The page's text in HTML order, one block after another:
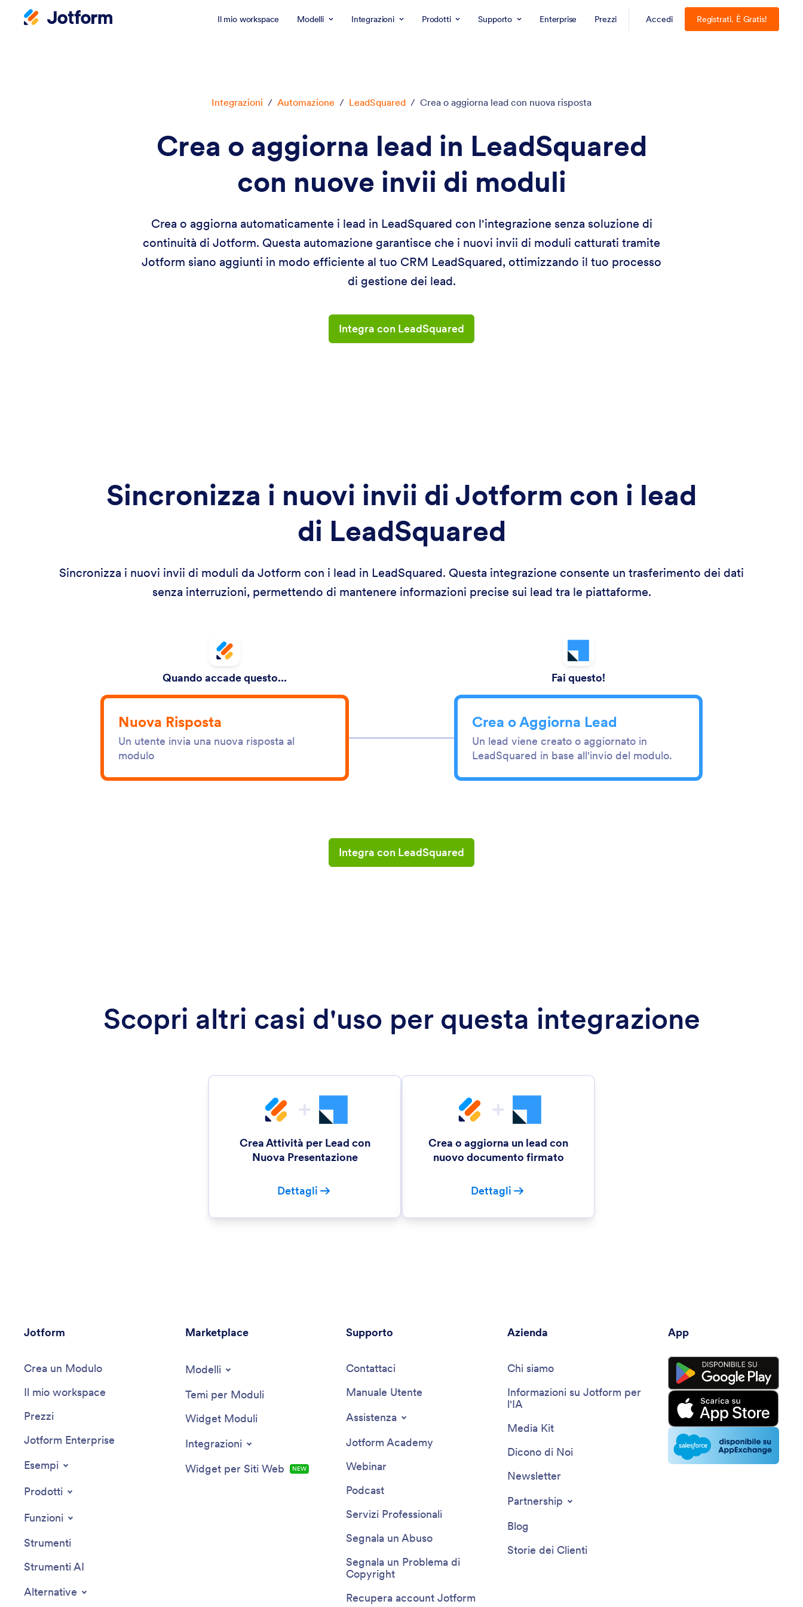
Il mio workspace Modelli Integrazioni Prodotti Supporto Enterprise Prezzi Accedi Registrati. È Gratis!
Integrazioni / Automazione / LeadSquared / Crea o aggiorna lead con nuova risposta
Crea o aggiorna lead in LeadSquared
con nuove invii di moduli
Crea o aggiorna automaticamente i lead in LeadSquared con l'integrazione senza soluzione di
continuità di Jotform. Questa automazione garantisce che i nuovi invii di moduli catturati tramite
Jotform siano aggiunti in modo efficiente al tuo CRM LeadSquared, ottimizzando il tuo processo
di gestione dei lead.
Integra con LeadSquared
Sincronizza i nuovi invii di Jotform con i lead
di LeadSquared
Sincronizza i nuovi invii di moduli da Jotform con i lead in LeadSquared. Questa integrazione consente un trasferimento dei dati
senza interruzioni, permettendo di mantenere informazioni precise sui lead tra le piattaforme.
Quando accade questo...
Nuova Risposta
Un utente invia una nuova risposta al
modulo
Fai questo!
Crea o Aggiorna Lead
Un lead viene creato o aggiornato in
LeadSquared in base all'invio del modulo.
Integra con LeadSquared
Scopri altri casi d'uso per questa integrazione
Crea Attività per Lead con
Nuova Presentazione
Dettagli
Crea o aggiorna un lead con
nuovo documento firmato
Dettagli
Jotform
Crea un Modulo
Il mio workspace
Prezzi
Jotform Enterprise
Esempi
Prodotti
Funzioni
Strumenti
Strumenti AI
Alternative
Marketplace
Modelli
Temi per Moduli
Widget Moduli
Integrazioni
Widget per Siti Web
NEW
Supporto
Contattaci
Manuale Utente
Assistenza
Jotform Academy
Webinar
Podcast
Servizi Professionali
Segnala un Abuso
Segnala un Problema di
Copyright
Recupera account Jotform
Azienda
Chi siamo
Informazioni su Jotform per
l'IA
Media Kit
Dicono di Noi
Newsletter
Partnership
Blog
Storie dei Clienti
App